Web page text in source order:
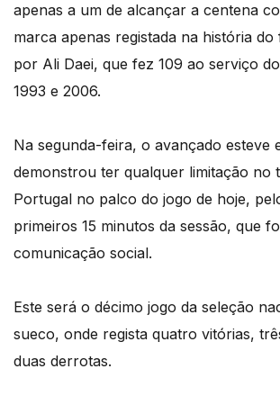
apenas a um de alcançar a centena
marca apenas registada na história
por Ali Daei, que fez 109 ao serviço
1993 e 2006.
Na segunda-feira, o avançado esteve
demonstrou ter qualquer limitação no
Portugal no palco do jogo de hoje,
primeiros 15 minutos da sessão, que
comunicação social.
Este será o décimo jogo da seleção
sueco, onde regista quatro vitórias,
duas derrotas.